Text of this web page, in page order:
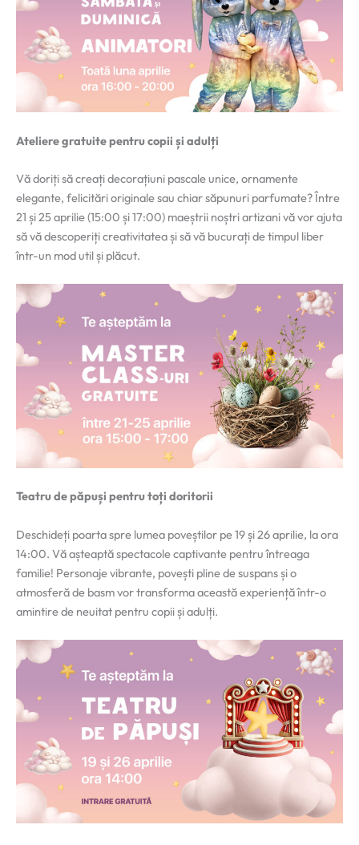
Ateliere gratuite pentru copii și adulți
Vă doriți să creați decorațiuni pascale unice, ornamente
elegante, felicitări originale sau chiar săpunuri parfumate? Între
21 și 25 aprilie (15:00 și 17:00) maeștrii noștri artizani vă vor ajuta
să vă descoperiți creativitatea și să vă bucurați de timpul liber
într-un mod util și plăcut.
Teatru de păpuși pentru toți doritorii
Deschideți poarta spre lumea poveștilor pe 19 și 26 aprilie, la ora
14:00. Vă așteaptă spectacole captivante pentru întreaga
familie! Personaje vibrante, povești pline de suspans și o
atmosferă de basm vor transforma această experiență într-o
amintire de neuitat pentru copii și adulți.